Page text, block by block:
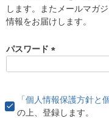
)
します。またメールマガ
情報をお届けします。
パスワード
)
「個人情報保護方針と
の上、登録します。